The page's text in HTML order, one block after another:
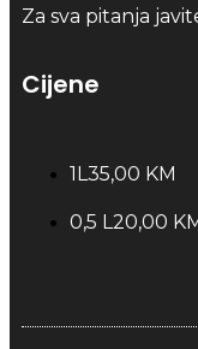
Za sva pitanja
Cijene
1L 35,00 KM
0,5 L 20,00